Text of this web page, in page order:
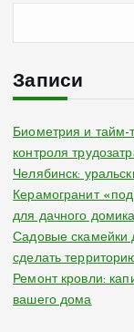
Записи
Биометрия и тайм-
контроля
Челябинск:
Керамогранит
для дачного домика
Садовые скамейки
сделать
Ремонт кровли:
вашего дома